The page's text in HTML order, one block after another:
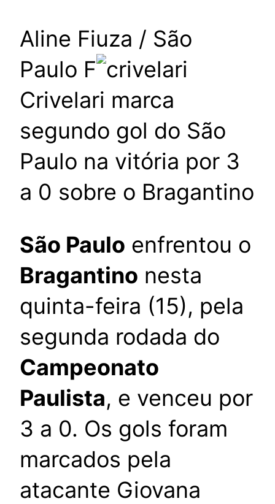
Aline Fiuza / São
Paulo F
Crivelari marca
segundo gol do São
Paulo na vitória por 3
a 0 sobre o Bragantino
São Paulo enfrentou o
Bragantino nesta
quinta-feira (15), pela
segunda rodada do
Campeonato
Paulista, e venceu por
3 a 0. Os gols foram
marcados pela
atacante Giovana